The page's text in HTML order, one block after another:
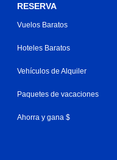
RESERVA
Vuelos Baratos
Hoteles Baratos
Vehículos de Alquiler
Paquetes de vacaciones
Ahorra y gana $